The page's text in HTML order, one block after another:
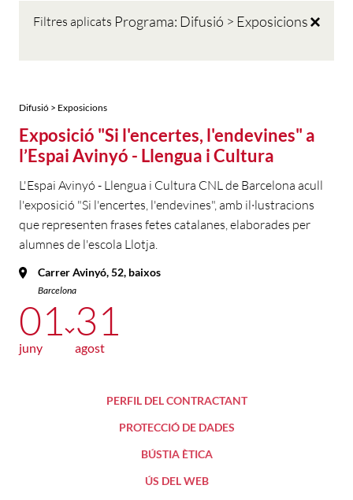
Filtres aplicats Programa: Difusió > Exposicions
Difusió > Exposicions
Exposició "Si l'encertes, l'endevines" a
l’Espai Avinyó - Llengua i Cultura
L'Espai Avinyó - Llengua i Cultura CNL de Barcelona acull
l'exposició "Si l'encertes, l'endevines", amb il·lustracions
que representen frases fetes catalanes, elaborades per
alumnes de l'escola Llotja.
Carrer Avinyó, 52, baixos
Barcelona
01
juny
31
agost
PERFIL DEL CONTRACTANT
PROTECCIÓ DE DADES
BÚSTIA ÈTICA
ÚS DEL WEB